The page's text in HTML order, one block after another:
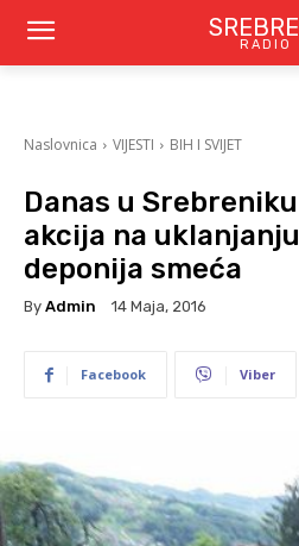
RADIO
Naslovnica VIJESTI BIH I SVIJET
Danas u
akcija na
deponija smeća
By Admin 14 Maja, 2016
Facebook Viber